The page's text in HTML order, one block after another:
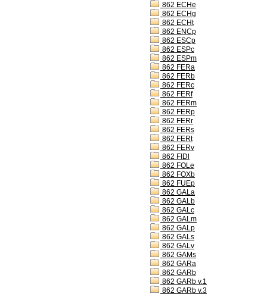
862 ECHe
862 ECHg
862 ECHt
862 ENCp
862 ESCp
862 ESPc
862 ESPm
862 FERa
862 FERb
862 FERc
862 FERf
862 FERm
862 FERp
862 FERr
862 FERs
862 FERt
862 FERv
862 FIDl
862 FOLe
862 FOXb
862 FUEp
862 GALa
862 GALb
862 GALc
862 GALm
862 GALp
862 GALs
862 GALv
862 GAMs
862 GARa
862 GARb
862 GARb v.1
862 GARb v.3